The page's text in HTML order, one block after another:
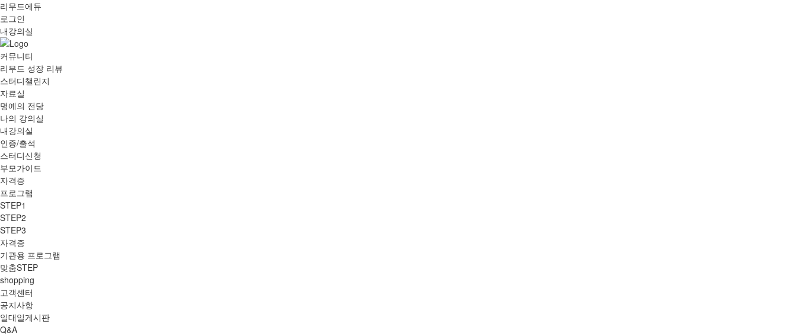
리무드에듀
로그인
내강의실
커뮤니티
리무드 성장 리뷰
스터디챌린지
자료실
명예의 전당
나의 강의실
내강의실
인증/출석
스터디신청
부모가이드
자격증
프로그램
STEP1
STEP2
STEP3
자격증
기관용 프로그램
맞춤STEP
shopping
고객센터
공지사항
일대일게시판
Q&A